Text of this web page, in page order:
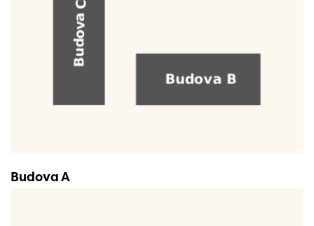
Budova A